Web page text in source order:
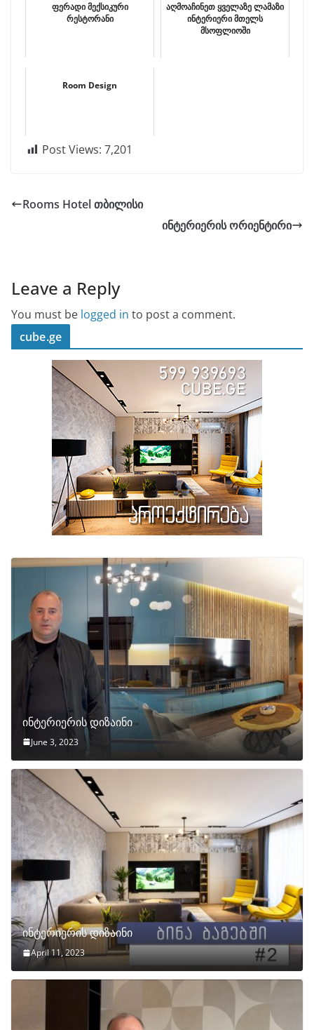
ფერადი მექსიკური
რესტორანი
აღმოაჩინეთ ყველაზე ლამაზი
ინტერიერი მთელს
მსოფლიოში
Room Design
Post Views: 7,201
Rooms Hotel თბილისი
ინტერიერის ორიენტირი
Leave a Reply
You must be logged in to post a comment.
cube.ge
ინტერიერის დიზაინი
June 3, 2023
ინტერიერის დიზაინი
April 11, 2023